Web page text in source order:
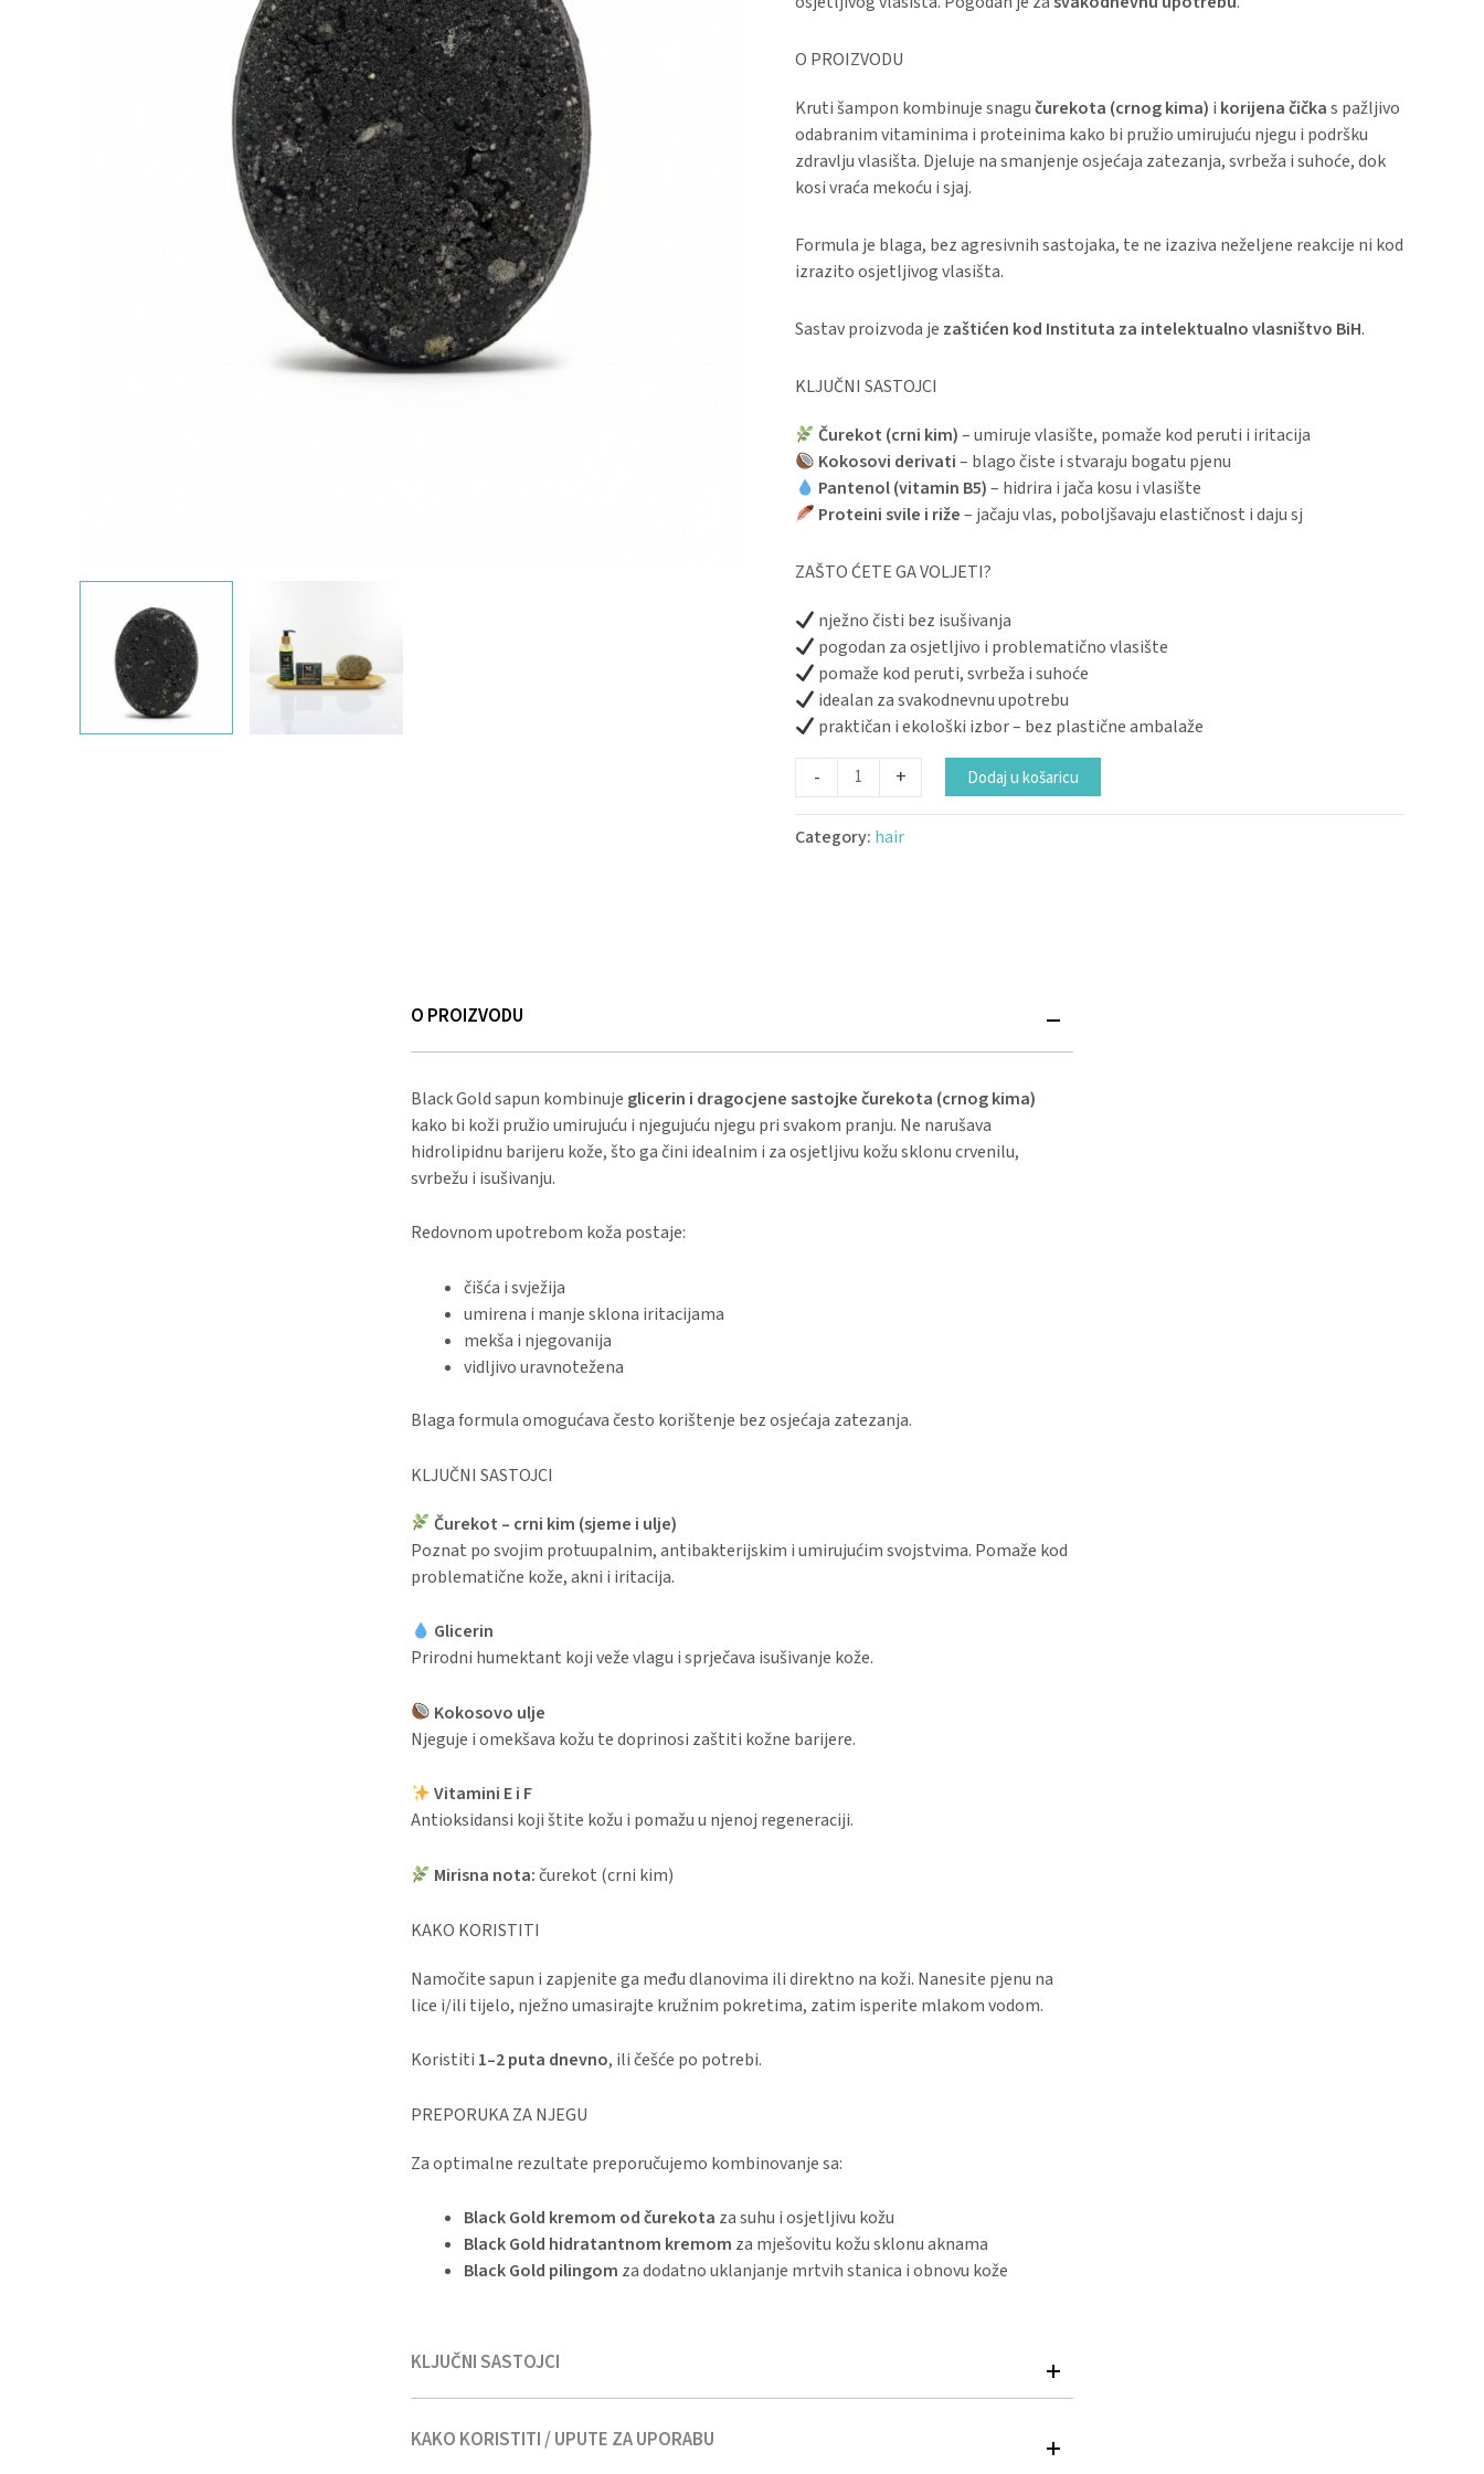
O PROIZVODU
Kruti šampon kombinuje snagučurekota (crnog kima) i korijena čičkas pažljivo
odabranim vitaminima i proteinima kako bi pružio umirujuću njegu i podršku
zdravlju vlasišta. Djeluje na smanjenje osjećaja zatezanja, svrbeža i suhoće, dok
kosi vraća mekoću i sjaj.
Formula je blaga, bez agresivnih sastojaka, te ne izaziva neželjene reakcije ni kod
izrazito osjetljivog vlasišta.
Sastav proizvoda je zaštićen kod Instituta za intelektualno vlasništvo BiH.
KLJUČNI SASTOJCI
Čurekot (crni kim)– umiruje vlasište, pomaže kod peruti i iritacija
Kokosovi derivati– blago čiste i stvaraju bogatu pjenu
Pantenol (vitamin B5)– hidrira i jača kosu i vlasište
Proteini svile i riže– jačaju vlas, poboljšavaju elastičnost i daju sj
ZAŠTO ĆETE GA VOLJETI?
nježno čisti bez isušivanja
pogodan za osjetljivo i problematično vlasište
pomaže kod peruti, svrbeža i suhoće
idealan za svakodnevnu upotrebu
praktičan i ekološki izbor – bez plastične ambalaže
- + Dodaj u košaricu
Category: hair
O PROIZVODU
Black Gold sapun kombinuje glicerin i dragocjene sastojke čurekota (crnog kima)
kako bi koži pružio umirujuću i njegujuću njegu pri svakom pranju. Ne narušava
hidrolipidnu barijeru kože, što ga čini idealnim i za osjetljivu kožu sklonu crvenilu,
svrbežu i isušivanju.
Redovnom upotrebom koža postaje:
čišća i svježija
umirena i manje sklona iritacijama
mekša i njegovanija
vidljivo uravnotežena
Blaga formula omogućava često korištenje bez osjećaja zatezanja.
KLJUČNI SASTOJCI
Čurekot – crni kim (sjeme i ulje)
Poznat po svojim protuupalnim, antibakterijskim i umirujućim svojstvima. Pomaže kod
problematične kože, akni i iritacija.
Glicerin
Prirodni humektant koji veže vlagu i sprječava isušivanje kože.
Kokosovo ulje
Njeguje i omekšava kožu te doprinosi zaštiti kožne barijere.
Vitamini E i F
Antioksidansi koji štite kožu i pomažu u njenoj regeneraciji.
Mirisna nota:čurekot (crni kim)
KAKO KORISTITI
Namočite sapun i zapjenite ga među dlanovima ili direktno na koži. Nanesite pjenu na
lice i/ili tijelo, nježno umasirajte kružnim pokretima, zatim isperite mlakom vodom.
Koristiti 1–2 puta dnevno, ili češće po potrebi.
PREPORUKA ZA NJEGU
Za optimalne rezultate preporučujemo kombinovanje sa:
Black Gold kremom od čurekota za suhu i osjetljivu kožu
Black Gold hidratantnom kremom za mješovitu kožu sklonu aknama
Black Gold pilingom za dodatno uklanjanje mrtvih stanica i obnovu kože
KLJUČNI SASTOJCI
Black Seed (Nigella) Oil –Nigella Sativa Seed Oil
Nigella Sativa Seed
KAKO KORISTITI / UPUTE ZA UPORABU